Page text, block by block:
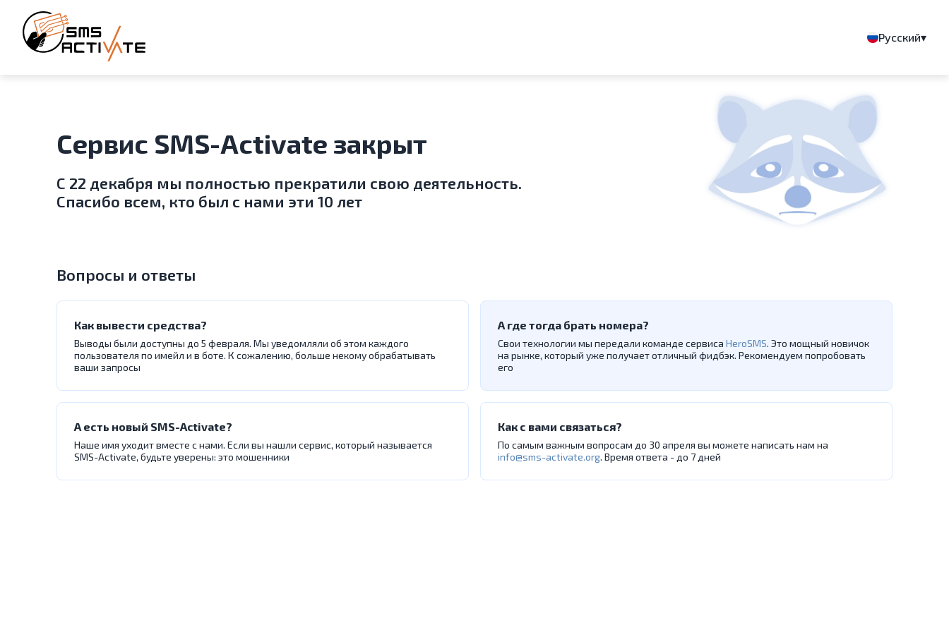
Русский▾
Сервис SMS-Activate закрыт
С 22 декабря мы полностью прекратили свою деятельность.
Спасибо всем, кто был с нами эти 10 лет
Вопросы и ответы
Как вывести средства?
Выводы были доступны до 5 февраля. Мы уведомляли об этом каждого
пользователя по имейл и в боте. К сожалению, больше некому обрабатывать
ваши запросы
А где тогда брать номера?
Свои технологии мы передали команде сервиса HeroSMS. Это мощный новичок
на рынке, который уже получает отличный фидбэк. Рекомендуем попробовать
его
А есть новый SMS-Activate?
Наше имя уходит вместе с нами. Если вы нашли сервис, который называется
SMS-Activate, будьте уверены: это мошенники
Как с вами связаться?
По самым важным вопросам до 30 апреля вы можете написать нам на
info@sms-activate.org. Время ответа - до 7 дней